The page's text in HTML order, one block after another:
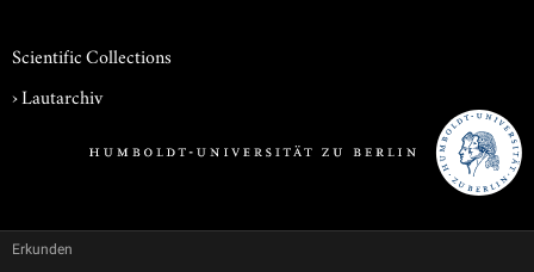
Scientific Collections
›Lautarchiv
Erkunden